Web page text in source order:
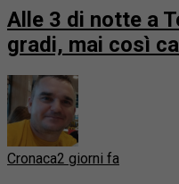
Alle 3 di notte a
gradi, mai così
Cronaca2 giorni fa